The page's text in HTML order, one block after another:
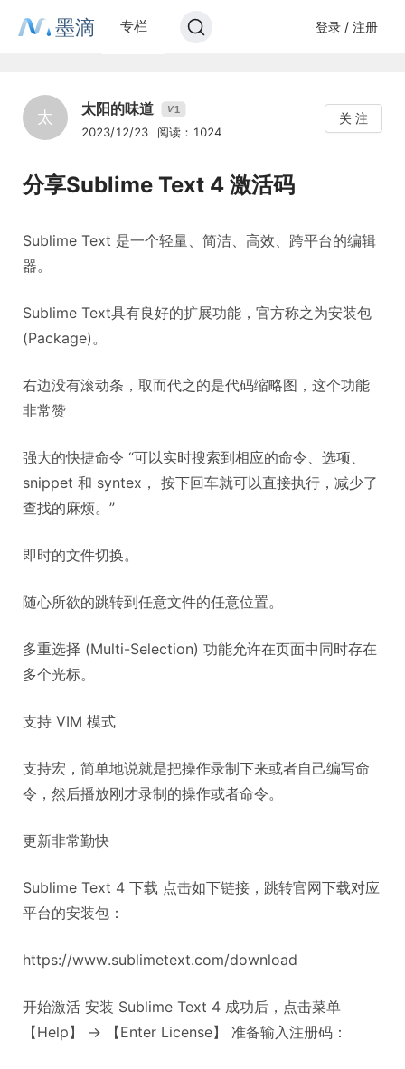
墨滴 专栏 登录 / 注册
太 太阳的味道 V1
2023/12/23 阅读：1024
关 注
分享Sublime Text 4 激活码
Sublime Text 是一个轻量、简洁、高效、跨平台的编辑
器。
Sublime Text具有良好的扩展功能，官方称之为安装包
(Package)。
右边没有滚动条，取而代之的是代码缩略图，这个功能
非常赞
强大的快捷命令 “可以实时搜索到相应的命令、选项、
snippet 和 syntex， 按下回车就可以直接执行，减少了
查找的麻烦。”
即时的文件切换。
随心所欲的跳转到任意文件的任意位置。
多重选择 (Multi-Selection) 功能允许在页面中同时存在
多个光标。
支持 VIM 模式
支持宏，简单地说就是把操作录制下来或者自己编写命
令，然后播放刚才录制的操作或者命令。
更新非常勤快
Sublime Text 4 下载 点击如下链接，跳转官网下载对应
平台的安装包：
https://www.sublimetext.com/download
开始激活 安装 Sublime Text 4 成功后，点击菜单
【Help】 -> 【Enter License】 准备输入注册码：